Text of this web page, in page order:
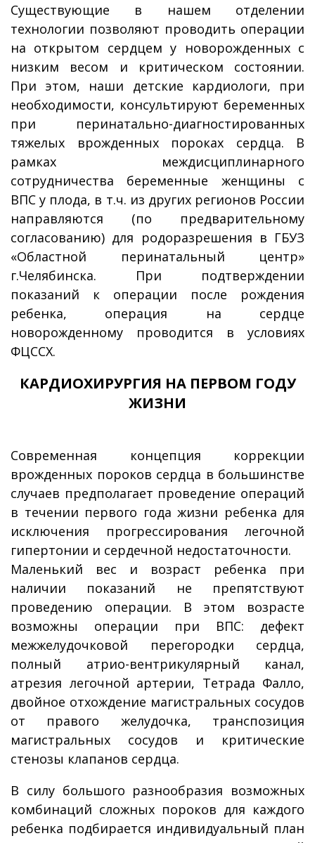
Существующие в нашем отделении
технологии позволяют проводить операции
на открытом сердцем у новорожденных с
низким весом и критическом состоянии.
При этом, наши детские кардиологи, при
необходимости, консультируют беременных
при перинатально-диагностированных
тяжелых врожденных пороках сердца. В
рамках междисциплинарного
сотрудничества беременные женщины с
ВПС у плода, в т.ч. из других регионов России
направляются (по предварительному
согласованию) для родоразрешения в ГБУЗ
«Областной перинатальный центр»
г.Челябинска. При подтверждении
показаний к операции после рождения
ребенка, операция на сердце
новорожденному проводится в условиях
ФЦССХ.
КАРДИОХИРУРГИЯ НА ПЕРВОМ ГОДУ
ЖИЗНИ
Современная концепция коррекции
врожденных пороков сердца в большинстве
случаев предполагает проведение операций
в течении первого года жизни ребенка для
исключения прогрессирования легочной
гипертонии и сердечной недостаточности.
Маленький вес и возраст ребенка при
наличии показаний не препятствуют
проведению операции. В этом возрасте
возможны операции при ВПС: дефект
межжелудочковой перегородки сердца,
полный атрио-вентрикулярный канал,
атрезия легочной артерии, Тетрада Фалло,
двойное отхождение магистральных сосудов
от правого желудочка, транспозиция
магистральных сосудов и критические
стенозы клапанов сердца.
В силу большого разнообразия возможных
комбинаций сложных пороков для каждого
ребенка подбирается индивидуальный план